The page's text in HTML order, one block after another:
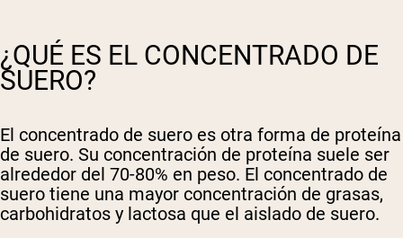
¿QUÉ ES EL CONCENTRADO DE
SUERO?
El concentrado de suero es otra forma de proteína
de suero. Su concentración de proteína suele ser
alrededor del 70-80% en peso. El concentrado de
suero tiene una mayor concentración de grasas,
carbohidratos y lactosa que el aislado de suero.